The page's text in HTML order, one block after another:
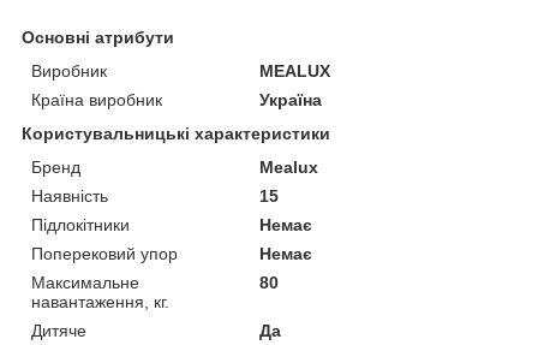
Основні атрибути
Виробник
MEALUX
Країна виробник
Україна
Користувальницькі характеристики
Бренд
Mealux
Наявність
15
Підлокітники
Немає
Поперековий упор
Немає
Максимальне
навантаження, кг.
80
Дитяче
Да